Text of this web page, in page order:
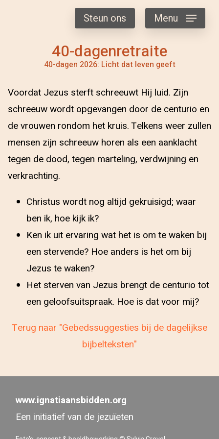
40-dagenretraite
40-dagen 2026: Licht dat leven geeft
Steun ons Menu
Voordat Jezus sterft schreeuwt Hij luid. Zijn
schreeuw wordt opgevangen door de centurio en
de vrouwen rondom het kruis. Telkens weer zullen
mensen zijn schreeuw horen als een aanklacht
tegen de dood, tegen marteling, verdwijning en
verkrachting.
Christus wordt nog altijd gekruisigd; waar
ben ik, hoe kijk ik?
Ken ik uit ervaring wat het is om te waken bij
een stervende? Hoe anders is het om bij
Jezus te waken?
Het sterven van Jezus brengt de centurio tot
een geloofsuitspraak. Hoe is dat voor mij?
Terug naar "Gebedssuggesties bij de dagelijkse
bijbelteksten"
www.ignatiaansbidden.org
Een initiatief van de jezuïeten